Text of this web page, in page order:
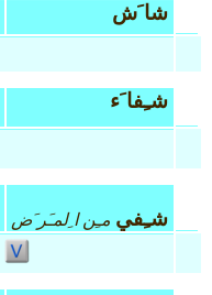
شا َش
شـِفا َء
شـِفي مـِن ا ِلمـَر َض